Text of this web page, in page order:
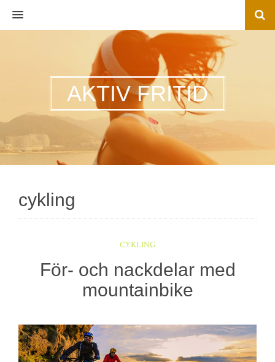
MENU
AKTIV FRITID
cykling
CYKLING
För- och nackdelar med
mountainbike